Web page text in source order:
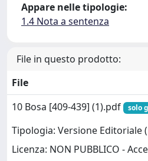
Appare nelle tipologie:
1.4 Nota a sentenza
File in questo prodotto:
File
10 Bosa [409-439] (1).pdf
solo
Tipologia: Versione Editoriale
Licenza: NON PUBBLICO -